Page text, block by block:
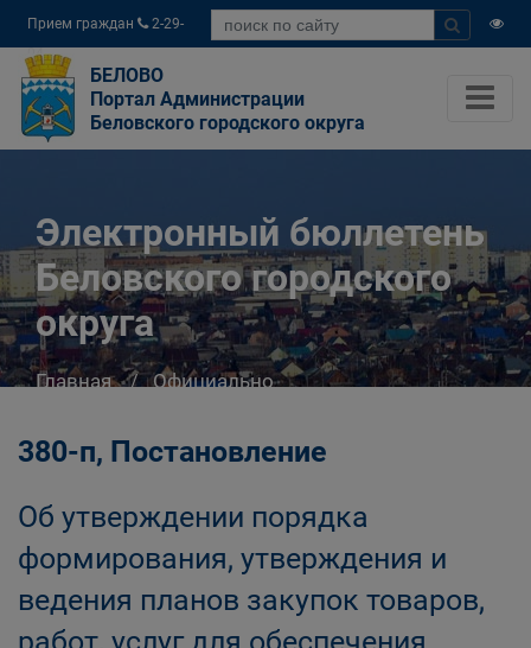
Прием граждан
2-29-
04
БЕЛОВО
Портал Администрации
Беловского городского округа
Электронный бюллетень
Беловского городского
округа
Главная
Официально
городского округа
380-п, Постановление
Об утверждении порядка
формирования, утверждения и
ведения планов закупок товаров,